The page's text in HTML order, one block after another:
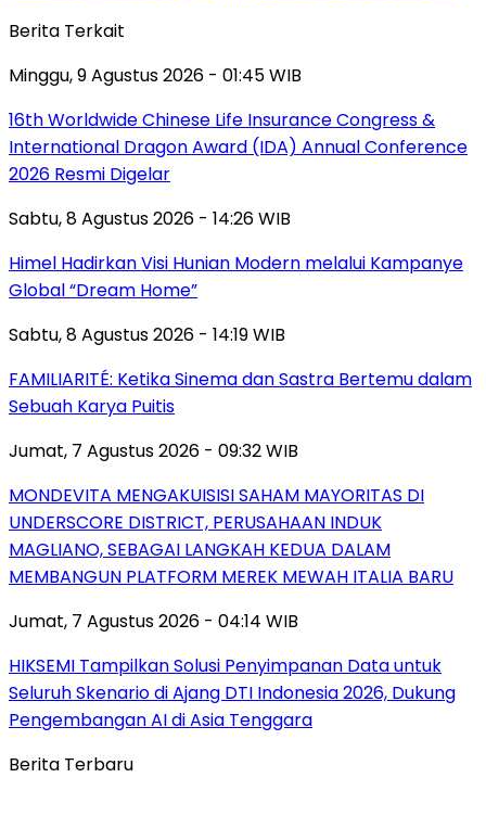
Berita Terkait
Minggu, 9 Agustus 2026 - 01:45 WIB
16th Worldwide Chinese Life Insurance Congress &
International Dragon Award (IDA) Annual Conference
2026 Resmi Digelar
Sabtu, 8 Agustus 2026 - 14:26 WIB
Himel Hadirkan Visi Hunian Modern melalui Kampanye
Global “Dream Home”
Sabtu, 8 Agustus 2026 - 14:19 WIB
FAMILIARITÉ: Ketika Sinema dan Sastra Bertemu dalam
Sebuah Karya Puitis
Jumat, 7 Agustus 2026 - 09:32 WIB
MONDEVITA MENGAKUISISI SAHAM MAYORITAS DI
UNDERSCORE DISTRICT, PERUSAHAAN INDUK
MAGLIANO, SEBAGAI LANGKAH KEDUA DALAM
MEMBANGUN PLATFORM MEREK MEWAH ITALIA BARU
Jumat, 7 Agustus 2026 - 04:14 WIB
HIKSEMI Tampilkan Solusi Penyimpanan Data untuk
Seluruh Skenario di Ajang DTI Indonesia 2026, Dukung
Pengembangan AI di Asia Tenggara
Berita Terbaru